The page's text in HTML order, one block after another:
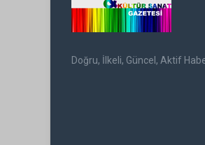
Doğru, İlkeli, Güncel, Aktif